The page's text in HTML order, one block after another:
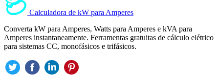
Calculadora de kW para Amperes
Converta kW para Amperes, Watts para Amperes e kVA para
Amperes instantaneamente. Ferramentas gratuitas de cálculo elétrico
para sistemas CC, monofásicos e trifásicos.